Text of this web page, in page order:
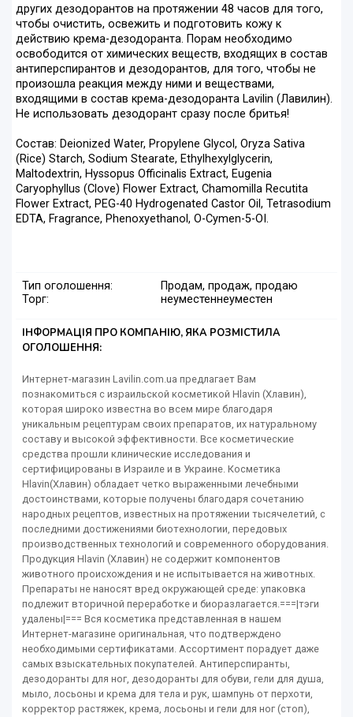
других дезодорантов на протяжении 48 часов для того,
чтобы очистить, освежить и подготовить кожу к
действию крема-дезодоранта. Порам необходимо
освободится от химических веществ, входящих в состав
антиперспирантов и дезодорантов, для того, чтобы не
произошла реакция между ними и веществами,
входящими в состав крема-дезодоранта Lavilin (Лавилин).
Не использовать дезодорант сразу после бритья!
Состав: Deionized Water, Propylene Glycol, Oryza Sativa
(Rice) Starch, Sodium Stearate, Ethylhexylglycerin,
Maltodextrin, Hyssopus Officinalis Extract, Eugenia
Caryophyllus (Clove) Flower Extract, Chamomilla Recutita
Flower Extract, PEG-40 Hydrogenated Castor Oil, Tetrasodium
EDTA, Fragrance, Phenoxyethanol, O-Cymen-5-OI.
Тип оголошення:
Продам, продаж, продаю
Торг:
неуместеннеуместен
ІНФОРМАЦІЯ ПРО КОМПАНІЮ, ЯКА РОЗМІСТИЛА
ОГОЛОШЕННЯ:
Интернет-магазин Lavilin.com.ua предлагает Вам
познакомиться с израильской косметикой Hlavin (Хлавин),
которая широко известна во всем мире благодаря
уникальным рецептурам своих препаратов, их натуральному
составу и высокой эффективности. Все косметические
средства прошли клинические исследования и
сертифицированы в Израиле и в Украине. Косметика
Hlavin(Хлавин) обладает четко выраженными лечебными
достоинствами, которые получены благодаря сочетанию
народных рецептов, известных на протяжении тысячелетий, с
последними достижениями биотехнологии, передовых
производственных технологий и современного оборудования.
Продукция Hlavin (Хлавин) не содержит компонентов
животного происхождения и не испытывается на животных.
Препараты не наносят вред окружающей среде: упаковка
подлежит вторичной переработке и биоразлагается.===|тэги
удалены|=== Вся косметика представленная в нашем
Интернет-магазине оригинальная, что подтверждено
необходимыми сертификатами. Ассортимент порадует даже
самых взыскательных покупателей. Антиперспиранты,
дезодоранты для ног, дезодоранты для обуви, гели для душа,
мыло, лосьоны и крема для тела и рук, шампунь от перхоти,
корректор растяжек, крема, лосьоны и гели для ног (стоп),